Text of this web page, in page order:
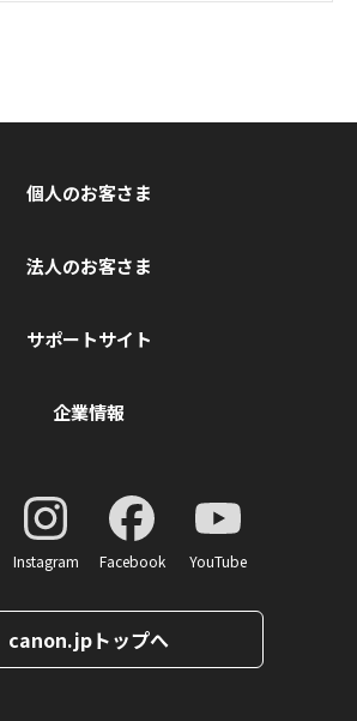
個人のお客さま
法人のお客さま
サポートサイト
企業情報
Instagram Facebook YouTube
canon.jpトップへ